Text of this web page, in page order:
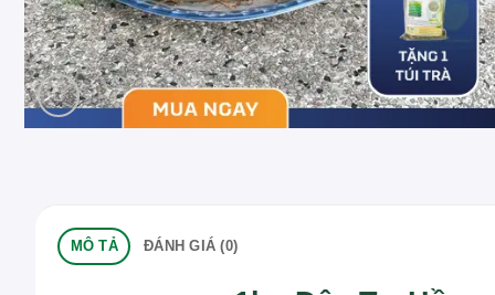
MÔ TẢ ĐÁNH GIÁ (0)